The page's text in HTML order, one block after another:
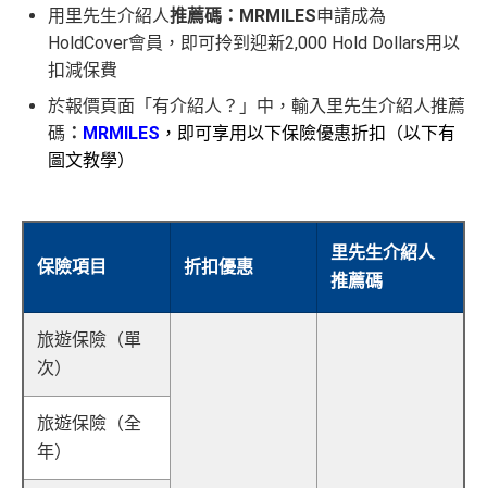
用里先生介紹人推薦碼：MRMILES申請成為
HoldCover會員，即可拎到迎新2,000 Hold Dollars用以
扣減保費
於報價頁面「有介紹人？」中，輸入里先生介紹人推薦
碼 ： MRMILES ，即可享用以下保險優惠折扣（以下有
圖文教學）
保險項目 折扣優惠
里先生介紹人
推薦碼
旅遊保險（單
次）
旅遊保險（全
年）